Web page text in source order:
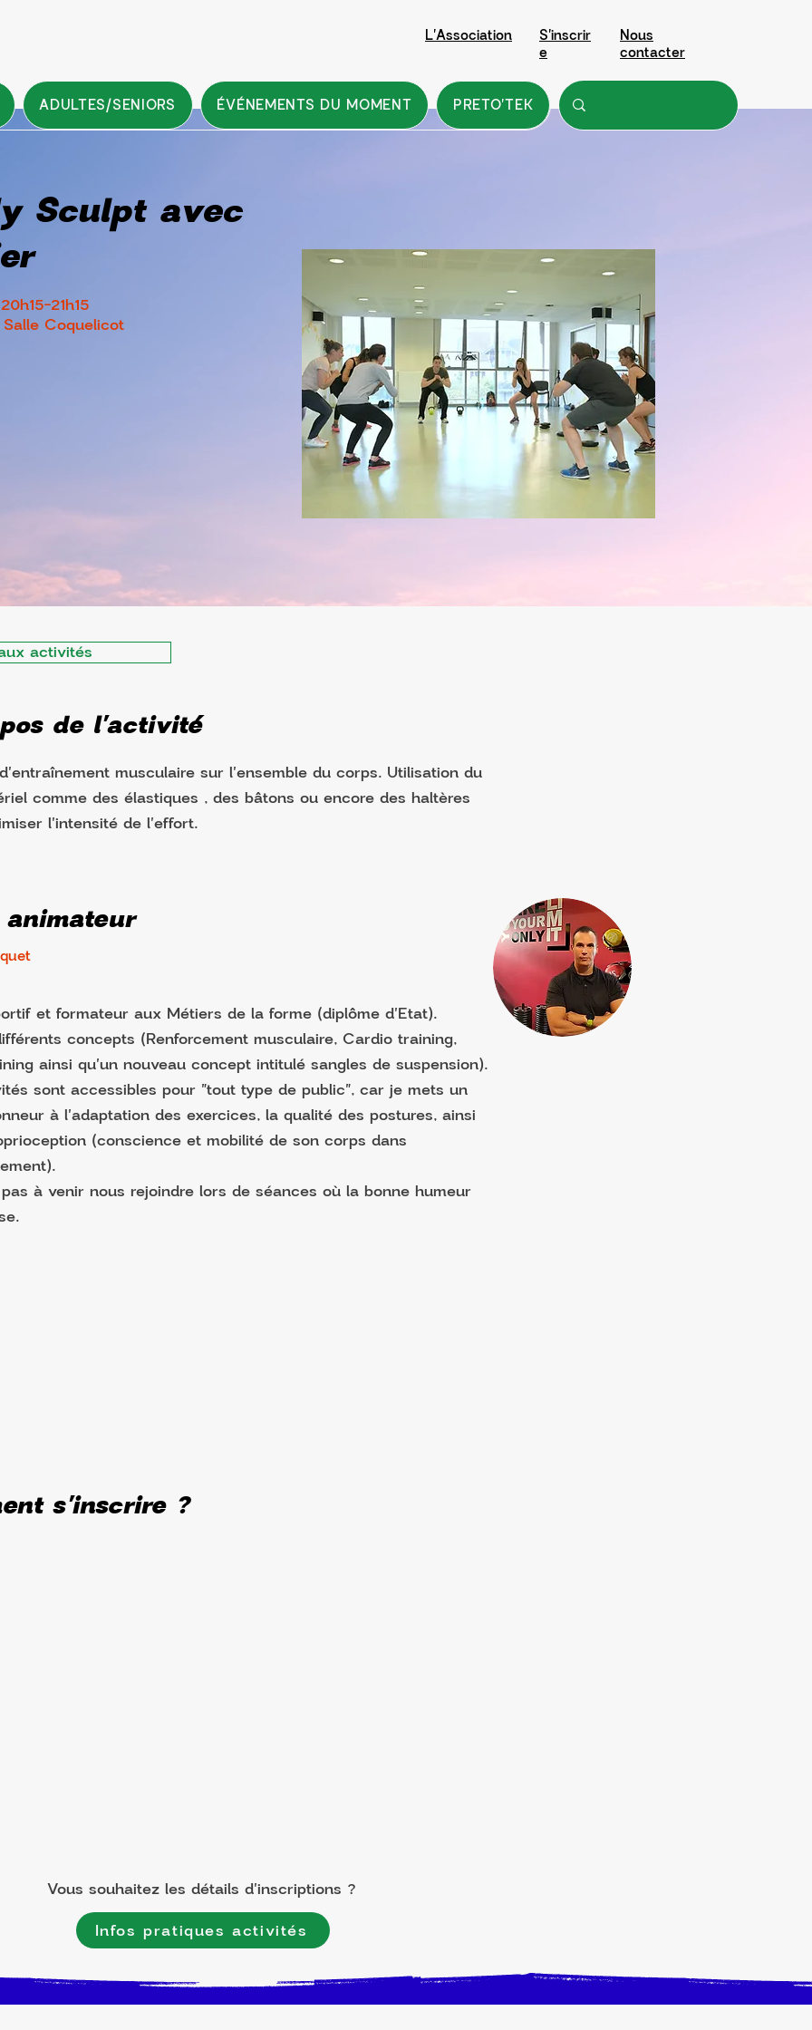
L'Association S'inscrir
e
Nous
contacter
ADULTES/SENIORS ÉVÉNEMENTS DU MOMENT PRETO'TEK
Sculpt avec
21h15
Coquelicot
activités
de l'activité
musculaire sur l'ensemble du corps. Utilisation du
comme des élastiques , des bâtons ou encore des haltères
l'intensité de l'effort.
et formateur aux Métiers de la forme (diplôme d'Etat).
concepts (Renforcement musculaire, Cardio training,
ainsi qu'un nouveau concept intitulé sangles de suspension).
sont accessibles pour "tout type de public", car je mets un
à l'adaptation des exercices, la qualité des postures, ainsi
(conscience et mobilité de son corps dans
à venir nous rejoindre lors de séances où la bonne humeur
s'inscrire ?
Vous souhaitez les détails d'inscriptions ?
Infos pratiques activités